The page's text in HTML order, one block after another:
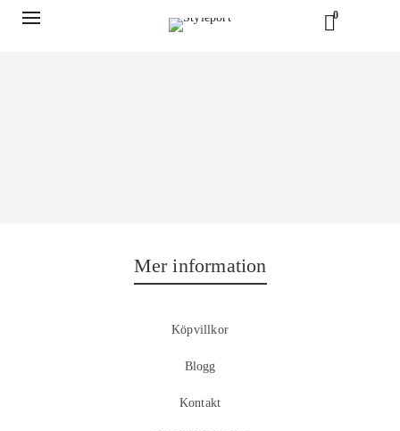
0
Mer information
Köpvillkor
Blogg
Kontakt